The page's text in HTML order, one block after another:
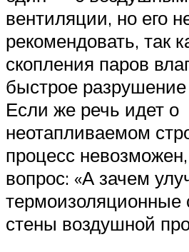
вентиляции, но его
рекомендовать, так
скопления паров
быстрое разрушение
Если же речь идет о
неотапливаемом
процесс
вопрос: «А зачем
термоизоляционные
стены воздушной